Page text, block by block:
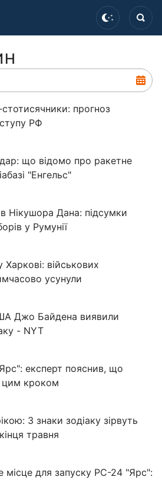
прогноз
РФ
що відомо про ракетне
"Енгельс"
Нікушора Дана: підсумки
у Румунії
Харкові: військових
усунули
Джо Байдена виявили
- NYT
експерт пояснив, що
цим кроком
3 знаки зодіаку зірвуть
травня
місце для запуску РС-24 "Ярс":